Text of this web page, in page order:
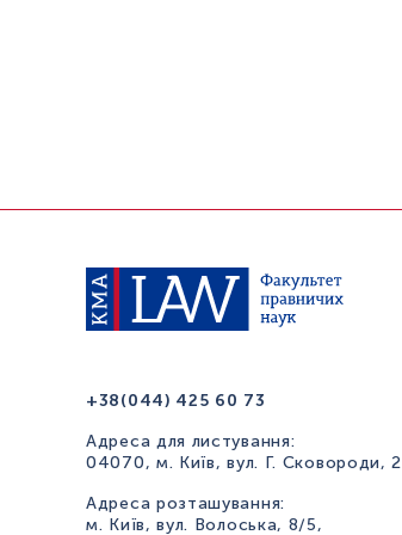
+38(044) 425 60 73
Адреса для листування:
04070, м. Київ, вул. Г. Сковороди, 2
Адреса розташування:
м. Київ, вул. Волоська, 8/5,